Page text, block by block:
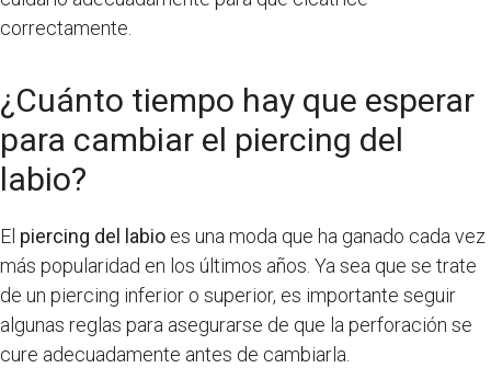
correctamente.
¿Cuánto tiempo hay que esperar
para cambiar el piercing del
labio?
El piercing del labio es una moda que ha ganado cada vez
más popularidad en los últimos años. Ya sea que se trate
de un piercing inferior o superior, es importante seguir
algunas reglas para asegurarse de que la perforación se
cure adecuadamente antes de cambiarla.